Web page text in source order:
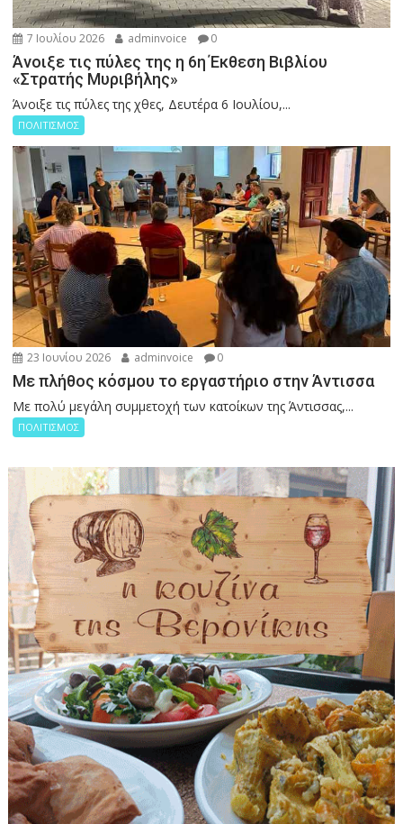
7 Ιουλίου 2026 adminvoice 0
Άνοιξε τις πύλες της η 6η Έκθεση Βιβλίου
«Στρατής Μυριβήλης»
Άνοιξε τις πύλες της χθες, Δευτέρα 6 Ιουλίου,...
ΠΟΛΙΤΙΣΜΟΣ
23 Ιουνίου 2026 adminvoice 0
Με πλήθος κόσμου το εργαστήριο στην Άντισσα
Με πολύ μεγάλη συμμετοχή των κατοίκων της Άντισσας,...
ΠΟΛΙΤΙΣΜΟΣ